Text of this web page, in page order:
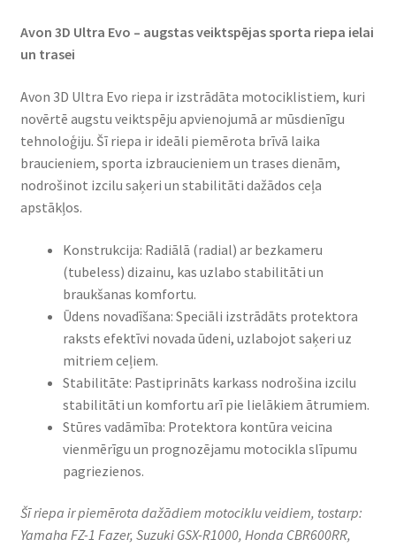
Avon 3D Ultra Evo – augstas veiktspējas sporta riepa ielai
un trasei​
Avon 3D Ultra Evo riepa ir izstrādāta motociklistiem, kuri
novērtē augstu veiktspēju apvienojumā ar mūsdienīgu
tehnoloģiju. Šī riepa ir ideāli piemērota brīvā laika
braucieniem, sporta izbraucieniem un trases dienām,
nodrošinot izcilu saķeri un stabilitāti dažādos ceļa
apstākļos.​
Konstrukcija: Radiālā (radial) ar bezkameru
(tubeless) dizainu, kas uzlabo stabilitāti un
braukšanas komfortu.​
Ūdens novadīšana: Speciāli izstrādāts protektora
raksts efektīvi novada ūdeni, uzlabojot saķeri uz
mitriem ceļiem.​
Stabilitāte: Pastiprināts karkass nodrošina izcilu
stabilitāti un komfortu arī pie lielākiem ātrumiem.​
Stūres vadāmība: Protektora kontūra veicina
vienmērīgu un prognozējamu motocikla slīpumu
pagriezienos.​
Šī riepa ir piemērota dažādiem motociklu veidiem, tostarp:
Yamaha FZ-1 Fazer, Suzuki GSX-R1000, Honda CBR600RR,